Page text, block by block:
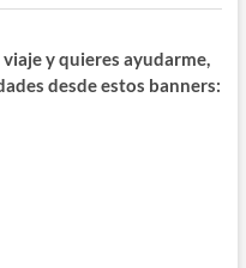
y quieres ayudarme,
desde estos banners: